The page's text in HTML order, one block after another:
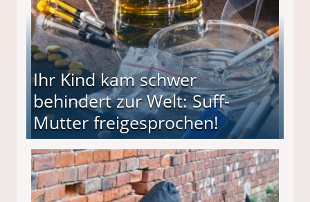
Ihr Kind kam schwer
behindert zur Welt: Suff-
Mutter freigesprochen!
Mutter freigesprochen!